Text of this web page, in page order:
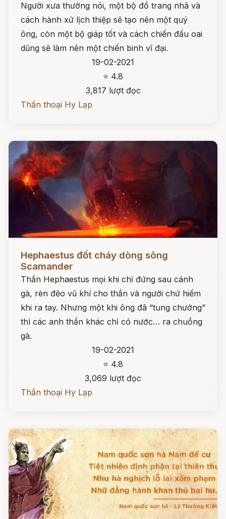
Người xưa thường nói, một bộ đồ trang nhã và
cách hành xử lịch thiệp sẽ tạo nên một quý
ông, còn một bộ giáp tốt và cách chiến đấu oai
dũng sẽ làm nên một chiến binh vĩ đại.
19-02-2021
⭐ 4.8
3,817 lượt đọc
Thần thoại Hy Lạp
Hephaestus đốt cháy dòng sông
Scamander
Thần Hephaestus mọi khi chỉ đứng sau cánh
gà, rèn đẽo vũ khí cho thần và người chứ hiếm
khi ra tay. Nhưng một khi ông đã “tung chưởng”
thì các anh thần khác chỉ có nước… ra chuồng
gà.
19-02-2021
⭐ 4.8
3,069 lượt đọc
Thần thoại Hy Lạp